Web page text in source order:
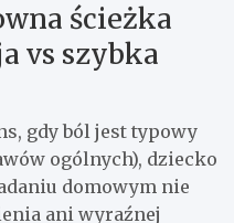
ścieżka
vs szybka
gdy ból jest typowy
ogólnych), dziecko
domowym nie
ani wyraźnej